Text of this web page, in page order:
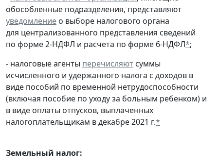
обособленные подразделения, представляют
уведомление о выборе налогового органа
для централизованного представления сведений
по форме 2-НДФЛ и расчета по форме 6-НДФЛ*;
- налоговые агенты перечисляют суммы
исчисленного и удержанного налога с доходов в
виде пособий по временной нетрудоспособности
(включая пособие по уходу за больным ребенком) и
в виде оплаты отпусков, выплаченных
налогоплательщикам в декабре 2021 г.*
Земельный налог: